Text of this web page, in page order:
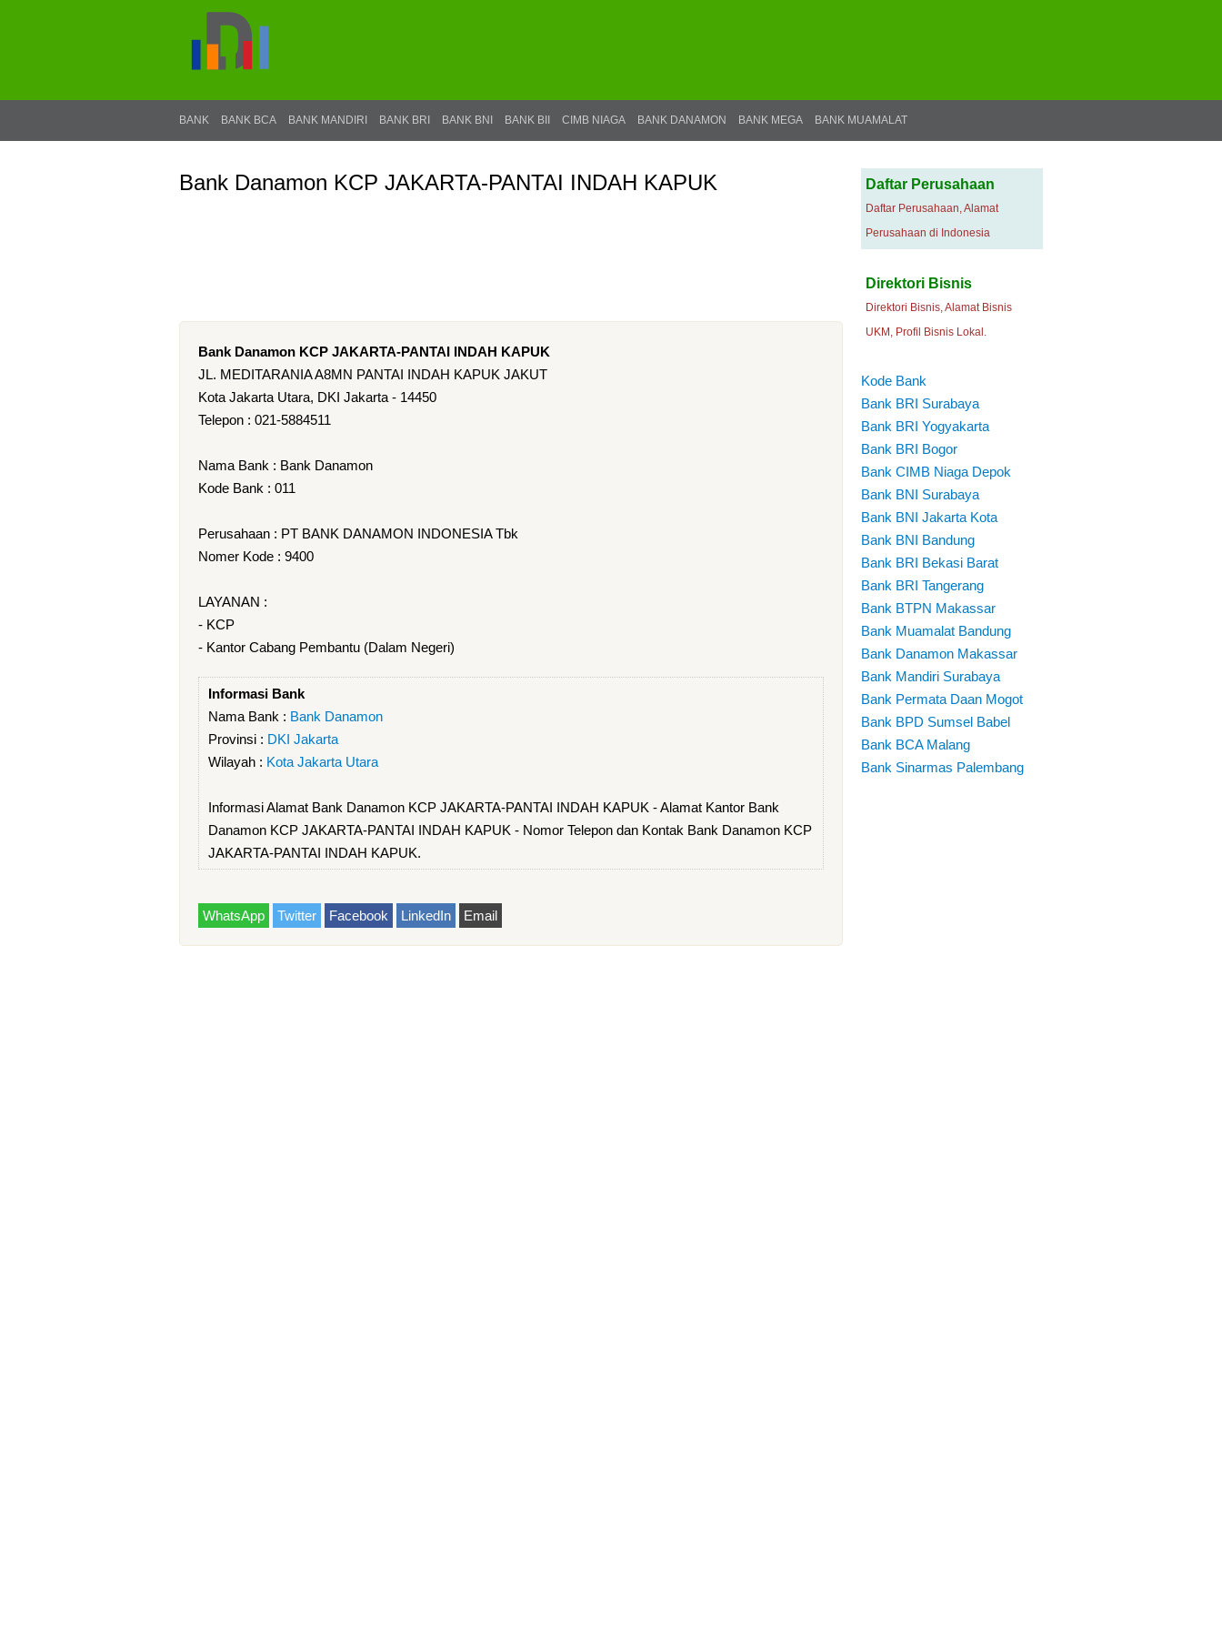
BANK BANK BCA BANK MANDIRI BANK BRI BANK BNI BANK BII CIMB NIAGA BANK DANAMON BANK MEGA BANK MUAMALAT
Bank Danamon KCP JAKARTA-PANTAI INDAH KAPUK
Bank Danamon KCP JAKARTA-PANTAI INDAH KAPUK
JL. MEDITARANIA A8MN PANTAI INDAH KAPUK JAKUT
Kota Jakarta Utara, DKI Jakarta - 14450
Telepon : 021-5884511
Nama Bank : Bank Danamon
Kode Bank : 011
Perusahaan : PT BANK DANAMON INDONESIA Tbk
Nomer Kode : 9400
LAYANAN :
- KCP
- Kantor Cabang Pembantu (Dalam Negeri)
Informasi Bank
Nama Bank : Bank Danamon
Provinsi : DKI Jakarta
Wilayah : Kota Jakarta Utara
Informasi Alamat Bank Danamon KCP JAKARTA-PANTAI INDAH KAPUK - Alamat Kantor Bank
Danamon KCP JAKARTA-PANTAI INDAH KAPUK - Nomor Telepon dan Kontak Bank Danamon KCP
JAKARTA-PANTAI INDAH KAPUK.
WhatsApp Twitter Facebook LinkedIn Email
Daftar Perusahaan
Daftar Perusahaan, Alamat
Perusahaan di Indonesia
Direktori Bisnis
Direktori Bisnis, Alamat Bisnis
UKM, Profil Bisnis Lokal.
Kode Bank
Bank BRI Surabaya
Bank BRI Yogyakarta
Bank BRI Bogor
Bank CIMB Niaga Depok
Bank BNI Surabaya
Bank BNI Jakarta Kota
Bank BNI Bandung
Bank BRI Bekasi Barat
Bank BRI Tangerang
Bank BTPN Makassar
Bank Muamalat Bandung
Bank Danamon Makassar
Bank Mandiri Surabaya
Bank Permata Daan Mogot
Bank BPD Sumsel Babel
Bank BCA Malang
Bank Sinarmas Palembang